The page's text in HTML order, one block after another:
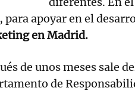
para apoyar en el
en Madrid.
de unos meses sale
de